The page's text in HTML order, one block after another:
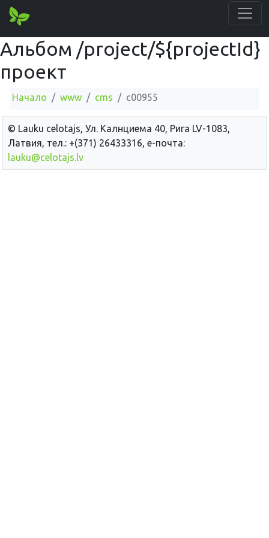
Альбом /project/${projectId}
проект
Начало www cms c00955
© Lauku сelotajs, Ул. Калнциема 40, Рига LV-1083,
Латвия, тел.: +(371) 26433316, е-почта:
lauku@celotajs.lv